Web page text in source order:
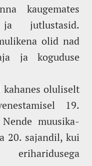
kaugemates
jutlustasid.
olid nad
ja koguduse
oluliselt
19.
muusika-
20. sajandil, kui